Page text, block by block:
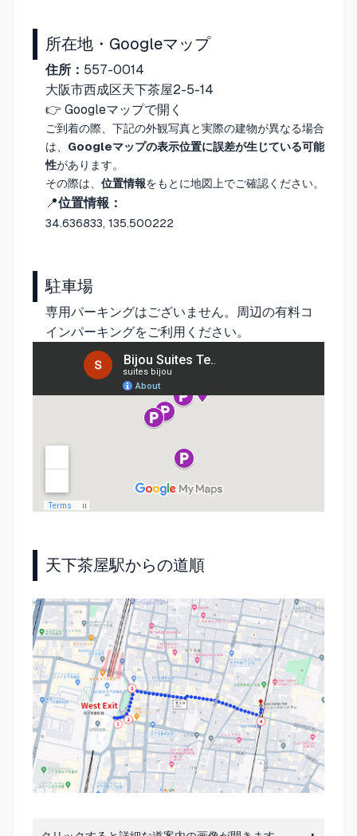
所在地・Googleマップ
住所： 557-0014
大阪市西成区天下茶屋2-5-14
👉 Googleマップで開く
ご到着の際、下記の外観写真と実際の建物が異なる場合
は、 Googleマップの表示位置に誤差が生じている可能
性があります。
その際は、 位置情報をもとに地図上でご確認ください。
📍位置情報：
34.636833, 135.500222
駐車場
専用パーキングはございません。周辺の有料コ
インパーキングをご利用ください。
天下茶屋駅からの道順